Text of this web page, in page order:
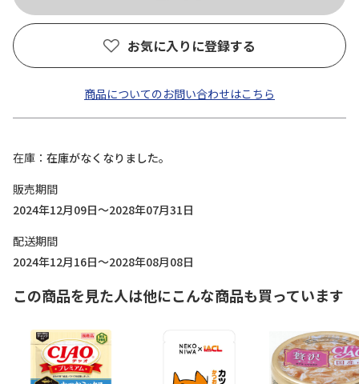
お気に入りに登録する
商品についてのお問い合わせはこちら
在庫
在庫がなくなりました。
販売期間
2024年12月09日～2028年07月31日
配送期間
2024年12月16日～2028年08月08日
この商品を見た人は他にこんな商品も買っています